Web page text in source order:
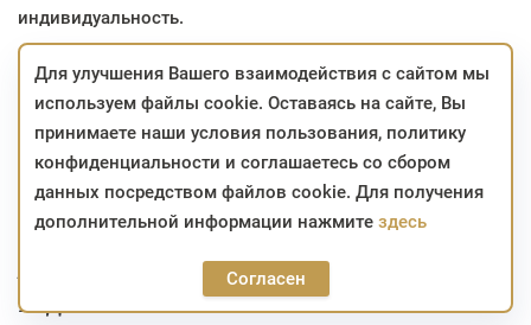
индивидуальность.
Чтобы не ошибиться с выбором наряда, следует узнать, в
чем встречать Новый 2024 год, какие аксессуары
дополнят праздничный образ. Также стоит прислушаться
к рекомендациям, которые помогут создать необычный
и прекрасный наряд с актуальными символами года.
Актуальные цветовые тренды 2024
года
Для улучшения Вашего взаимодействия с сайтом мы
используем файлы cookie. Оставаясь на сайте, Вы
принимаете наши условия пользования, политику
конфиденциальности и соглашаетесь со сбором
данных посредством файлов cookie. Для получения
дополнительной информации нажмите здесь
Согласен